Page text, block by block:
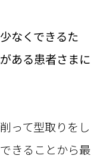
なくできるた
ある患者さまに
って型取りをし
きることから最